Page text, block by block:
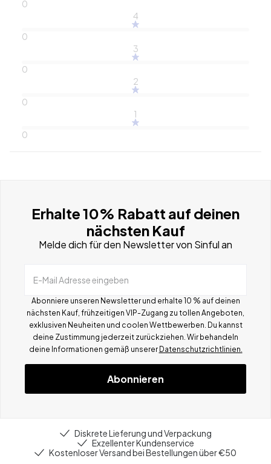
0
4
0
3
0
2
0
1
0
Erhalte 10% Rabatt auf deinen
nächsten Kauf
Melde dich für den Newsletter von Sinful an
E-Mail Adresse eingeben
Abonniere unseren Newsletter und erhalte 10 % auf deinen
nächsten Kauf, frühzeitigen VIP-Zugang zu tollen Angeboten,
exklusiven Neuheiten und coolen Wettbewerben. Du kannst
deine Zustimmung jederzeit zurückziehen. Wir behandeln
deine Informationen gemäß unserer Datenschutzrichtlinien.
Abonnieren
Diskrete Lieferung und Verpackung
Exzellenter Kundenservice
Kostenloser Versand bei Bestellungen über €50